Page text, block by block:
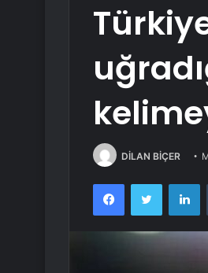
DİLAN BİÇER
FacebookTwitter